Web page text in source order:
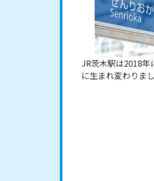
JR茨木駅は2018
に生まれ変わりま